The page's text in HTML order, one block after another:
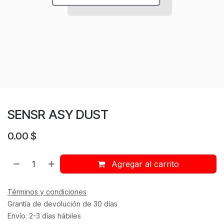
SENSR ASY DUST
0.00 $
Agregar al carrito
Términos y condiciones
Grantía de devolución de 30 días
Envío: 2-3 días hábiles